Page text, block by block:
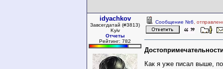
idyachkov
Завсегдатай (#3813)
Kyiv
Отчеты
Рейтинг: 782
Сообщение №6 ,
Как я уже писал выше,